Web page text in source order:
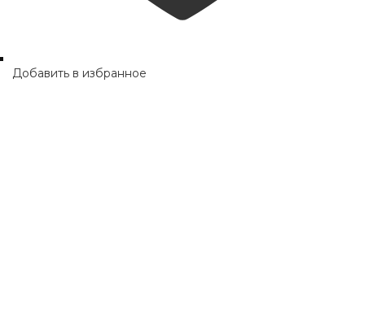
Добавить в избранное